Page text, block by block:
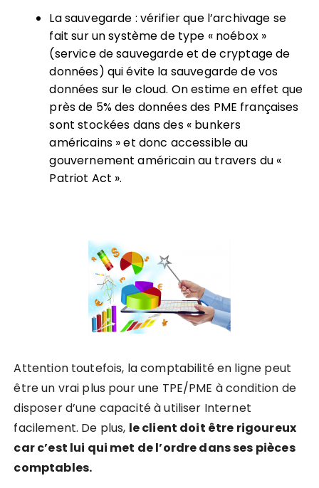
La sauvegarde : vérifier que l’archivage se
fait sur un système de type « noébox »
(service de sauvegarde et de cryptage de
données) qui évite la sauvegarde de vos
données sur le cloud. On estime en effet que
près de 5% des données des PME françaises
sont stockées dans des « bunkers
américains » et donc accessible au
gouvernement américain au travers du «
Patriot Act ».
Attention toutefois, la comptabilité en ligne peut
être un vrai plus pour une TPE/PME à condition de
disposer d’une capacité à utiliser Internet
facilement. De plus, le client doit être rigoureux
car c’est lui qui met de l’ordre dans ses pièces
comptables.